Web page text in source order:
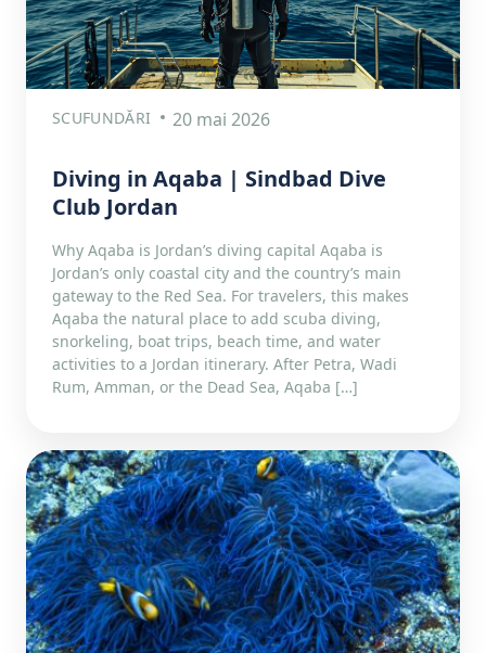
SCUFUNDĂRI 20 mai 2026
Diving in Aqaba | Sindbad Dive
Club Jordan
Why Aqaba is Jordan’s diving capital Aqaba is
Jordan’s only coastal city and the country’s main
gateway to the Red Sea. For travelers, this makes
Aqaba the natural place to add scuba diving,
snorkeling, boat trips, beach time, and water
activities to a Jordan itinerary. After Petra, Wadi
Rum, Amman, or the Dead Sea, Aqaba […]